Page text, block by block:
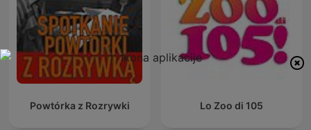
Powtórka z Rozrywki Lo Zoo di 105